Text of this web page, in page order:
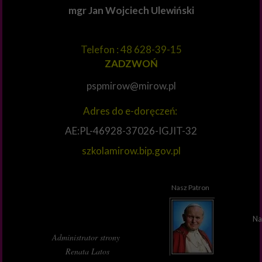
mgr Jan Wojciech Ulewiński
Administrator strony
Renata Latos
Nasz Patron
Adres do e-doręczeń:
AE:PL-46928-37026-IGJIT-32
szkolamirow.bip.gov.pl
pspmirow@mirow.pl
Telefon : 48 628-39-15
ZADZWOŃ